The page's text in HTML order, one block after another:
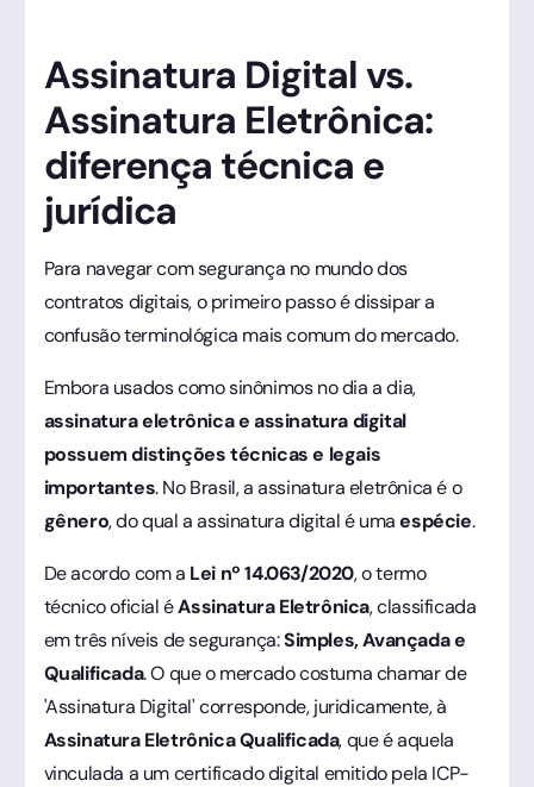
Assinatura Digital vs.
Assinatura Eletrônica:
diferença técnica e
jurídica
Para navegar com segurança no mundo dos
contratos digitais, o primeiro passo é dissipar a
confusão terminológica mais comum do mercado.
Embora usados como sinônimos no dia a dia,
assinatura eletrônica e assinatura digital
possuem distinções técnicas e legais
importantes. No Brasil, a assinatura eletrônica é o
gênero, do qual a assinatura digital é umaespécie.
De acordo com a Lei nº 14.063/2020, o termo
técnico oficial éAssinatura Eletrônica, classificada
em três níveis de segurança:Simples, Avançada e
Qualificada. O que o mercado costuma chamar de
'Assinatura Digital' corresponde, juridicamente, à
Assinatura Eletrônica Qualificada, que é aquela
vinculada a um certificado digital emitido pela ICP-